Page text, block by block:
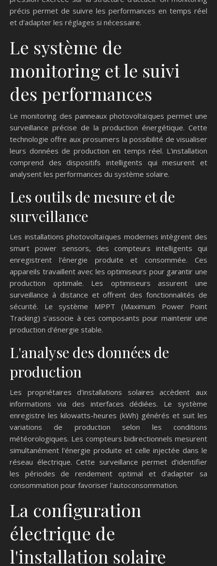
précis permet de suivre les performances en temps réel
et d'adapter les réglages si nécessaire.
Le système de
monitoring et le suivi
des performances
Le monitoring des panneaux photovoltaïques permet une
surveillance précise de la production énergétique. Cette
technologie offre aux prosumers la possibilité de visualiser
leurs données de production en temps réel. L'installation
comprend des dispositifs intelligents qui mesurent et
analysent les performances du système solaire.
Les outils de mesure et de
surveillance
Les installations photovoltaïques modernes intègrent des
smart power sensors, des compteurs intelligents qui
enregistrent l'énergie produite et consommée. Ces
appareils travaillent avec les optimiseurs pour garantir une
production optimale. Les optimiseurs assurent une
surveillance à distance et offrent des fonctionnalités de
sécurité. Le système MPPT (Maximum Power Point
Tracking) s'associe à ces composants pour maintenir une
production d'énergie stable.
L'analyse des données de
production
Les propriétaires d'installations solaires accèdent aux
informations via des interfaces dédiées. Le système
enregistre les kilowatts-heures (kWh) générés et suit les
variations de production selon les conditions
météorologiques. Les compteurs bidirectionnels mesurent
simultanément l'énergie produite et celle injectée dans le
réseau électrique. Cette surveillance permet d'identifier
les périodes de rendement optimal et d'adapter sa
consommation pour favoriser l'autoconsommation.
La configuration
électrique de
l'installation solaire